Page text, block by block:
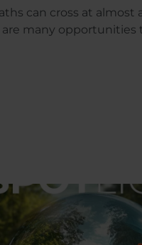
can cross at almost
are many